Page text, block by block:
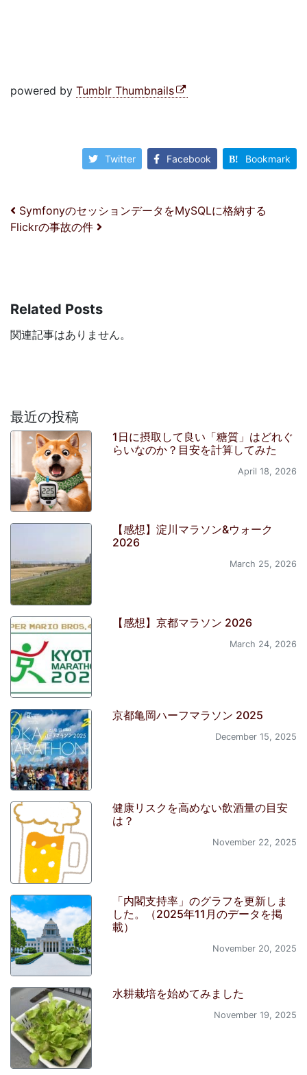
powered by Tumblr Thumbnails
Twitter Facebook Bookmark
投稿ナビゲーション
SymfonyのセッションデータをMySQLに格納する
Flickrの事故の件
Related Posts
関連記事はありません。
最近の投稿
1日に摂取して良い「糖質」はどれぐ
らいなのか？目安を計算してみた
April 18, 2026
【感想】淀川マラソン&ウォーク
2026
March 25, 2026
【感想】京都マラソン 2026
March 24, 2026
京都亀岡ハーフマラソン 2025
December 15, 2025
健康リスクを高めない飲酒量の目安
は？
November 22, 2025
「内閣支持率」のグラフを更新しま
した。（2025年11月のデータを掲
載）
November 20, 2025
水耕栽培を始めてみました
November 19, 2025